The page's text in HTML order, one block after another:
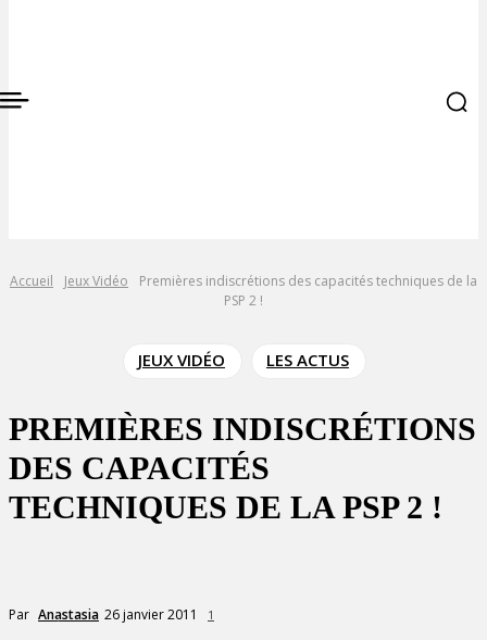
Accueil Jeux Vidéo
Premières indiscrétions des capacités techniques de la
PSP 2 !
JEUX VIDÉO LES ACTUS
PREMIÈRES INDISCRÉTIONS
DES CAPACITÉS
TECHNIQUES DE LA PSP 2 !
Par Anastasia 26 janvier 2011 1